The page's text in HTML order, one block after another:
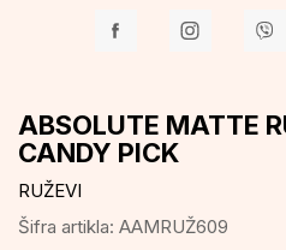
ABSOLUTE MATTE
CANDY PICK
RUŽEVI
Šifra artikla: AAMRUŽ609